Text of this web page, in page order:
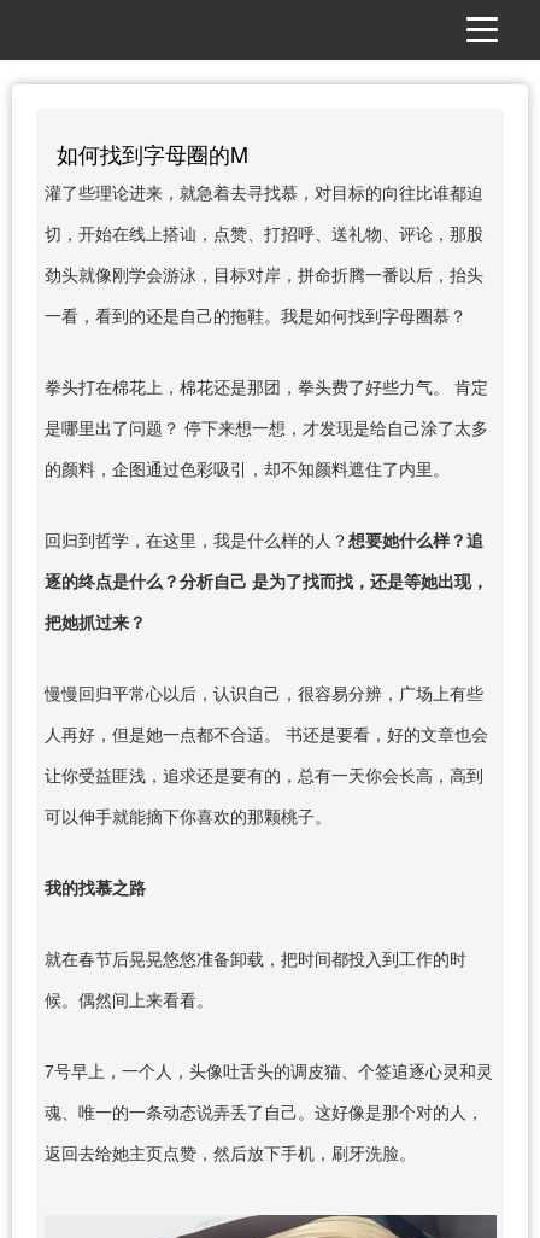
如何找到字母圈的M
灌了些理论进来，就急着去寻找慕，对目标的向往比谁都迫
切，开始在线上搭讪，点赞、打招呼、送礼物、评论，那股
劲头就像刚学会游泳，目标对岸，拼命折腾一番以后，抬头
一看，看到的还是自己的拖鞋。我是如何找到字母圈慕？
拳头打在棉花上，棉花还是那团，拳头费了好些力气。 肯定
是哪里出了问题？ 停下来想一想，才发现是给自己涂了太多
的颜料，企图通过色彩吸引，却不知颜料遮住了内里。
回归到哲学，在这里，我是什么样的人？想要她什么样？追
逐的终点是什么？分析自己 是为了找而找，还是等她出现，
把她抓过来？
慢慢回归平常心以后，认识自己，很容易分辨，广场上有些
人再好，但是她一点都不合适。 书还是要看，好的文章也会
让你受益匪浅，追求还是要有的，总有一天你会长高，高到
可以伸手就能摘下你喜欢的那颗桃子。
我的找慕之路
就在春节后晃晃悠悠准备卸载，把时间都投入到工作的时
候。偶然间上来看看。
7号早上，一个人，头像吐舌头的调皮猫、个签追逐心灵和灵
魂、唯一的一条动态说弄丢了自己。这好像是那个对的人，
返回去给她主页点赞，然后放下手机，刷牙洗脸。